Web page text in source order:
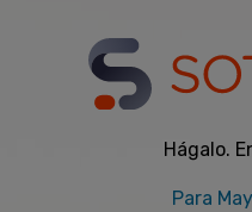
Hágalo.
Para